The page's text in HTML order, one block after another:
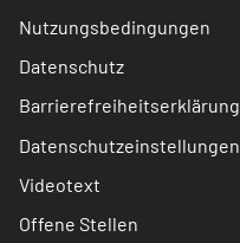
Nutzungsbedingungen
Datenschutz
Barrierefreiheitserklärung
Datenschutzeinstellungen
Videotext
Offene Stellen